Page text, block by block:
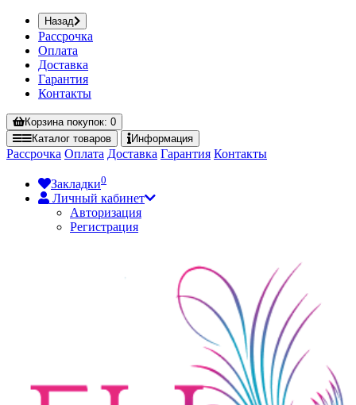
Назад
Рассрочка
Оплата
Доставка
Гарантия
Контакты
Корзинапокупок: 0
Каталог товаров Информация
Рассрочка Оплата Доставка Гарантия Контакты
Закладки0
Личный кабинет
Авторизация
Регистрация